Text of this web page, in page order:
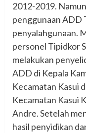
2012-2019.
penggunaan ADD
penyalahgunaan.
personel Tipidkor
melakukan
ADD di Kepala
Kecamatan Kasui
Kecamatan Kasui
Andre. Setelah
hasil penyidikan